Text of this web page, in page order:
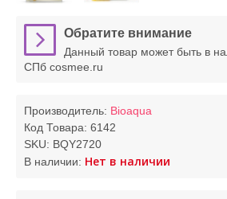
Обратите внимание
Данный товар может быть в
СПб cosmee.ru
Производитель: Bioaqua
Код Товара: 6142
SKU: BQY2720
В наличии: Нет в наличии